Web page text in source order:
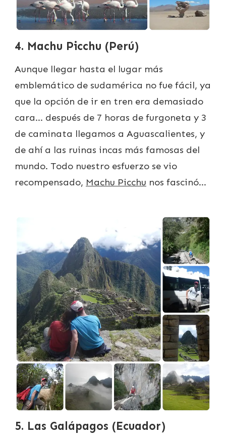
4. Machu Picchu (Perú)
Aunque llegar hasta el lugar más
emblemático de sudamérica no fue fácil, ya
que la opción de ir en tren era demasiado
cara… después de 7 horas de furgoneta y 3
de caminata llegamos a Aguascalientes, y
de ahí a las ruinas incas más famosas del
mundo. Todo nuestro esfuerzo se vio
recompensado, Machu Picchu nos fascinó…
5. Las Galápagos (Ecuador)